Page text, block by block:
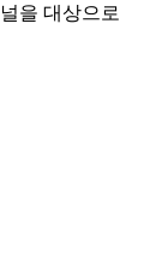
을 대상으로